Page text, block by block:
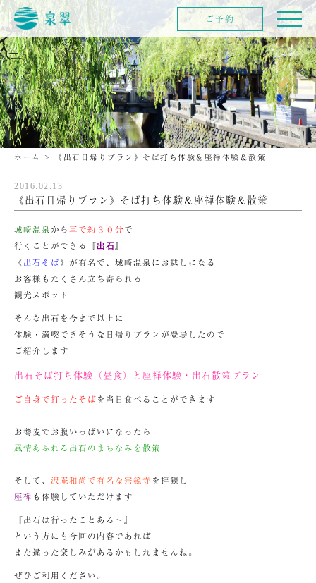
ホーム > 《出石日帰りプラン》そば打ち体験＆座禅体験＆散策
2016.02.13
《出石日帰りプラン》そば打ち体験＆座禅体験＆散策
城崎温泉 から車で約３０分で
行くことができる『出石 』
《出石そば》が有名で、城崎温泉にお越しになる
お客様もたくさん立ち寄られる
観光スポット
そんな出石を今まで以上に
体験・満喫できそうな日帰りプランが登場したので
ご紹介します
出石そば打ち体験（昼食）と座禅体験・出石散策プラン
ご自身で打ったそばを当日食べることができます
お蕎麦でお腹いっぱいになったら
風情あふれる出石のまちなみを散策
そして、 沢庵和尚で有名な宗鏡寺 を拝観し
座禅 も体験していただけます
『出石は行ったことある～』
という方にも今回の内容であれば
また違った楽しみがあるかもしれませんね。
ぜひご利用ください。
ご予約